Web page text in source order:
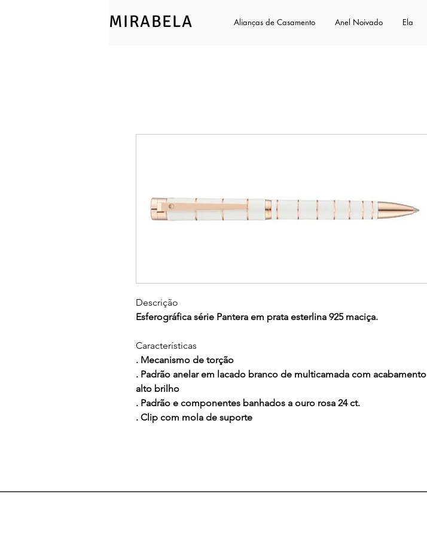
MIRABELA Alianças de Casamento Anel Noivado Ela
Descrição
Esferográfica série Pantera em prata esterlina 925 maciça.
Características
. Mecanismo de torção
. Padrão anelar em lacado branco de multicamada com acabamento
alto brilho
. Padrão e componentes banhados a ouro rosa 24 ct.
. Clip com mola de suporte